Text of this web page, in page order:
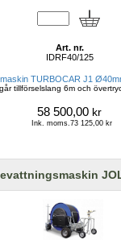
Art. nr.
IDRF40/125
TURBOCAR J1
tillförselslang 6m och
58 500,00 kr
Ink. moms.73 125,00 kr